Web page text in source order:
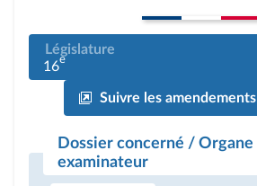
Législature
16e
Suivre les
Dossier concerné / Organe
examinateur